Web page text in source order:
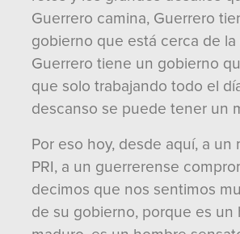
Guerrero camina, Guerrero
gobierno que está cerca de
Guerrero tiene un gobierno
que solo trabajando todo el
descanso se puede tener un
Por eso hoy, desde aquí, a un
PRI, a un guerrerense
decimos que nos sentimos
de su gobierno, porque es un